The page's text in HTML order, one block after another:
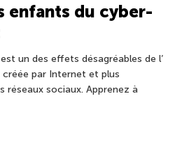
enfants du cyber-
un des effets désagréables de l’
par Internet et plus
réseaux sociaux. Apprenez à